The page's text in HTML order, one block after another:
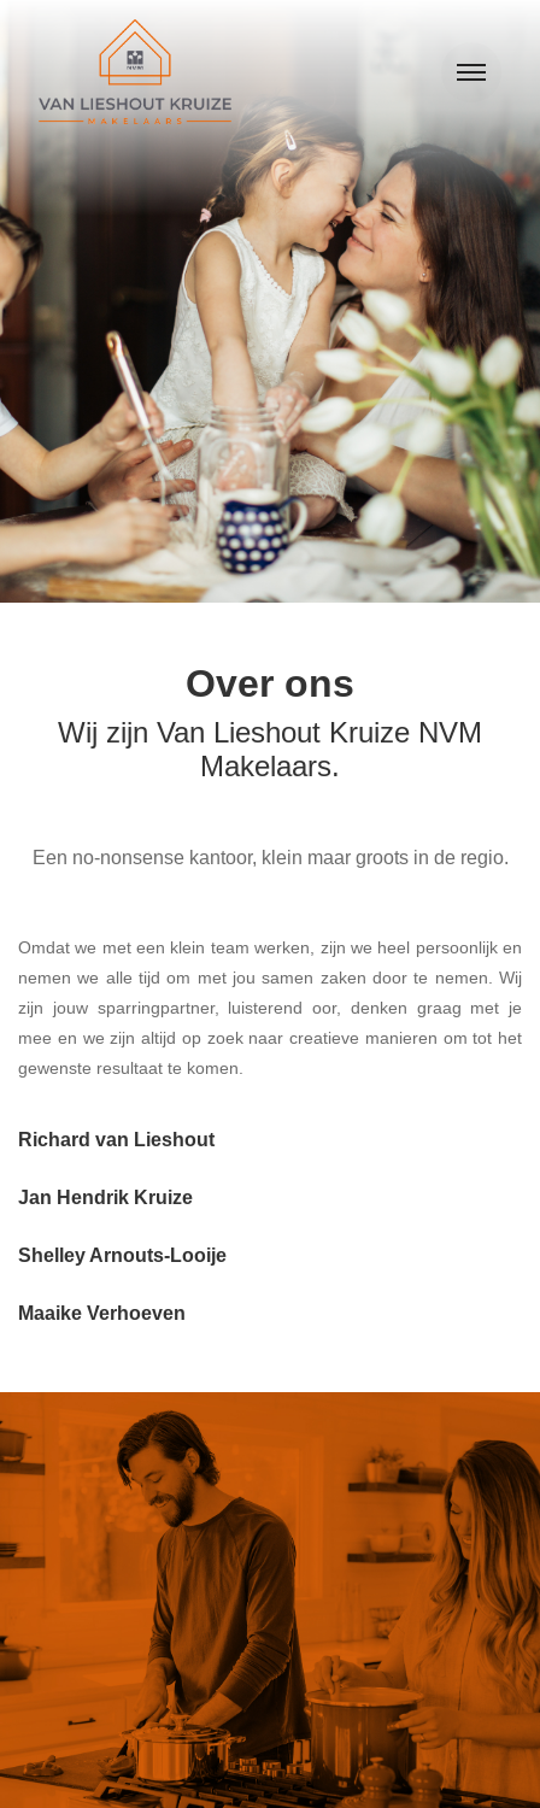
Over ons
Wij zijn Van Lieshout Kruize NVM
Makelaars.
Een no-nonsense kantoor, klein maar groots in de regio.
Omdat we met een klein team werken, zijn we heel persoonlijk en
nemen we alle tijd om met jou samen zaken door te nemen. Wij
zijn jouw sparringpartner, luisterend oor, denken graag met je
mee en we zijn altijd op zoek naar creatieve manieren om tot het
gewenste resultaat te komen.
Richard van Lieshout
Jan Hendrik Kruize
Shelley Arnouts-Looije
Maaike Verhoeven